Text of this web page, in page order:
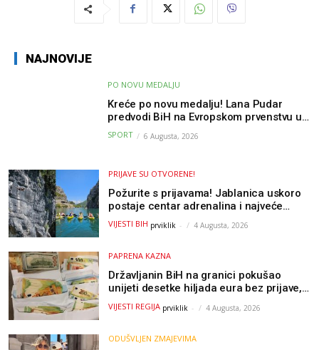
NAJNOVIJE
PO NOVU MEDALJU
Kreće po novu medalju! Lana Pudar
predvodi BiH na Evropskom prvenstvu u
Parizu
SPORT 6 Augusta, 2026
PRIJAVE SU OTVORENE!
Požurite s prijavama! Jablanica uskoro
postaje centar adrenalina i najveće
outdoor avanture ovog ljeta
VIJESTI BIH prviklik - 4 Augusta, 2026
PAPRENA KAZNA
Državljanin BiH na granici pokušao
unijeti desetke hiljada eura bez prijave,
uslijedila “paprena” kazna
VIJESTI REGIJA prviklik - 4 Augusta, 2026
ODUŠVLJEN ZMAJEVIMA